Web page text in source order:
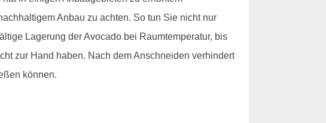
Anbau zu achten. So tun Sie nicht nur
Lagerung der Avocado bei Raumtemperatur, bis
zur Hand haben. Nach dem Anschneiden verhindert
können.